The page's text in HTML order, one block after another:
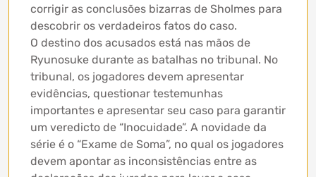
corrigir as conclusões bizarras de Sholmes para
descobrir os verdadeiros fatos do caso.
O destino dos acusados ​​está nas mãos de
Ryunosuke durante as batalhas no tribunal. No
tribunal, os jogadores devem apresentar
evidências, questionar testemunhas
importantes e apresentar seu caso para garantir
um veredicto de “Inocuidade”. A novidade da
série é o “Exame de Soma”, no qual os jogadores
devem apontar as inconsistências entre as